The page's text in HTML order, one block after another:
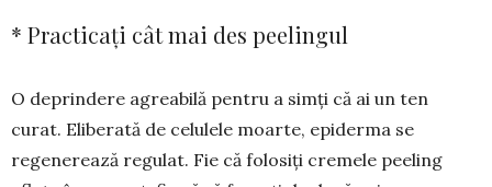
* Practicați cât mai des peelingul
O deprindere agreabilă pentru a simți că ai un ten
curat. Eliberată de ce­lulele moarte, epiderma se
regene­rează regulat. Fie că folosiți cre­mele peeling